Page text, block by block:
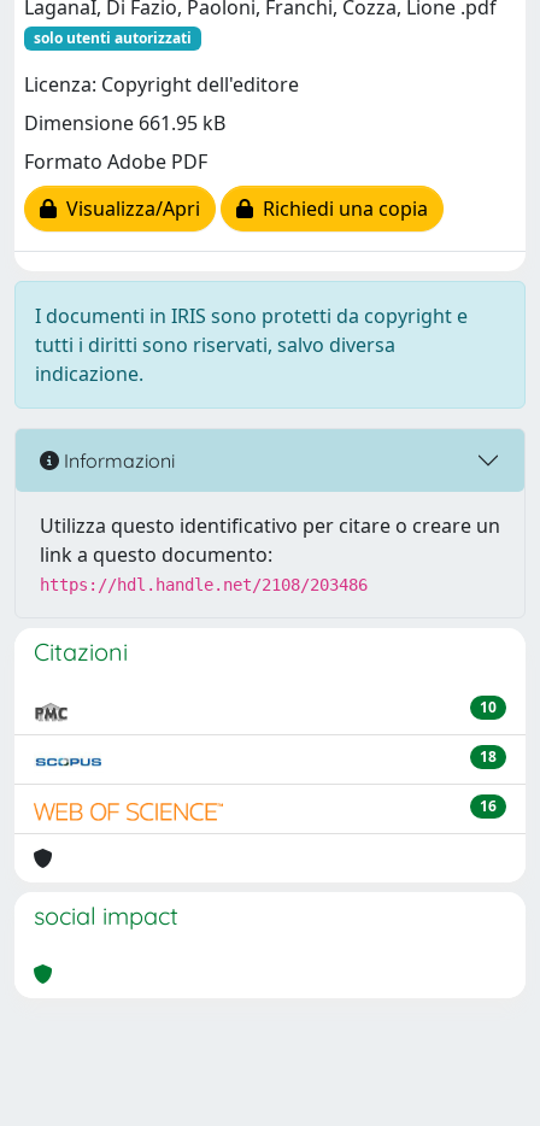
LaganaÌ, Di Fazio, Paoloni, Franchi, Cozza, Lione .pdf
solo utenti autorizzati
Licenza: Copyright dell'editore
Dimensione 661.95 kB
Formato Adobe PDF
Visualizza/Apri
Richiedi una copia
I documenti in IRIS sono protetti da copyright e
tutti i diritti sono riservati, salvo diversa
indicazione.
Informazioni
Utilizza questo identificativo per citare o creare un
link a questo documento:
https://hdl.handle.net/2108/203486
Citazioni
10
18
16
social impact